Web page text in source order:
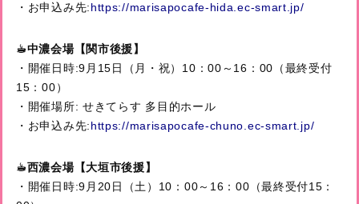
・お申込み先:https://marisapocafe-hida.ec-smart.jp/
☕︎中濃会場【︎関市後援】
・開催日時:9月15日（月・祝）10：00～16：00（最終受付
15：00）
・開催場所: せきてらす 多目的ホール
・お申込み先:https://marisapocafe-chuno.ec-smart.jp/
☕西濃会場【︎大垣市後援】
・開催日時:9月20日（土）10：00～16：00（最終受付15：